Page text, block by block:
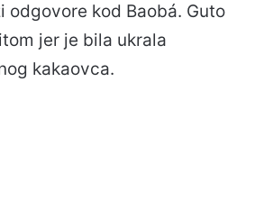
odgovore kod Baobá. Guto
jer je bila ukrala
kakaovca.